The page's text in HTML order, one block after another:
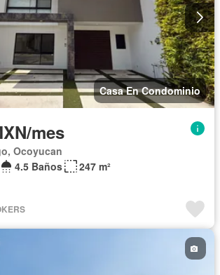
Casa En Condominio
mes
Ocoyucan
4.5 Baños
247 m²